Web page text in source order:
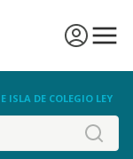
ISLA DE COLEGIO LEY